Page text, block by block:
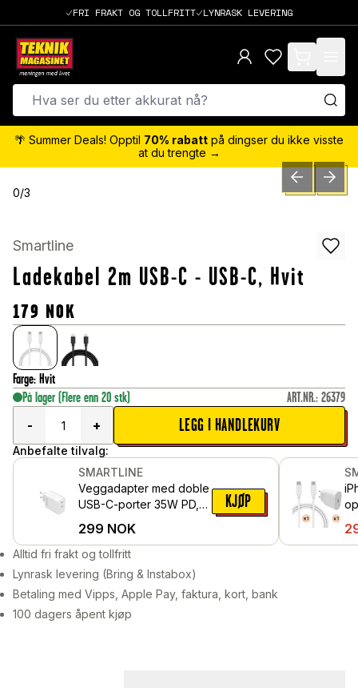
FRI FRAKT OG TOLLFRITT LYNRASK LEVERING
items in cart,
🌴 Summer Deals! Opptil 70% rabatt på dingser du ikke visste
at du trengte →
0/3 PREVIOUSNEXT
Smartline
Ladekabel 2m USB-C - USB-C, Hvit
179 NOK
Farge: Hvit
På lager (Flere enn 20 stk) ART.NR.: 26379
-
+ LEGG I HANDLEKURV
Anbefalte tilvalg:
SMARTLINE
Veggadapter med doble
USB-C-porter 35W PD,
299 NOK
KJØP
Alltid fri frakt og tollfritt
Lynrask levering (Bring & Instabox)
Betaling med Vipps, Apple Pay, faktura, kort, bank
100 dagers åpent kjøp